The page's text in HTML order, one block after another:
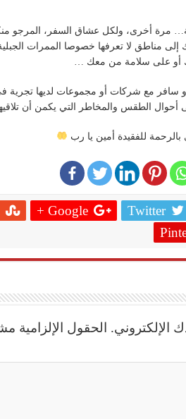
مرة أخرى، ولكل عشاق السفر، المرجو
إلى مناطق لا تعرفها خصوصا الممرات
أو على سلامة من معك …
سافر مع شركات أو مجموعات لديها
أحوال الطقس والمخاطر التي يكمن أن
بالرحمة للفقيدة أمين يا رب
Twitter
Google +
الإلكتروني. الحقول الإلزامية